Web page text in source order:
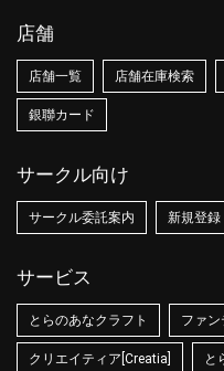
店舗
店舗一覧 店舗在庫検索
銀聯カード
サークル向け
サークル委託案内 新規登録
サービス
とらのあなクラフト ファン
クリエイティア[Creatia] と